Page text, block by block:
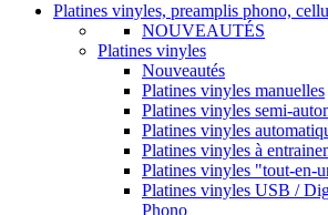
Platines vinyles, preamplis phono,
NOUVEAUTÉS
Platines vinyles
Nouveautés
Platines vinyles manuelles
Platines vinyles semi-
Platines vinyles
Platines vinyles à
Platines vinyles "tout-en-
Platines vinyles USB /
Phono